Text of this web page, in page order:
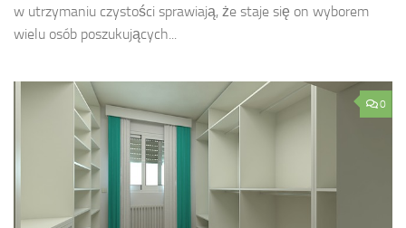
w utrzymaniu czystości sprawiają, że staje się on wyborem
wielu osób poszukujących...
0